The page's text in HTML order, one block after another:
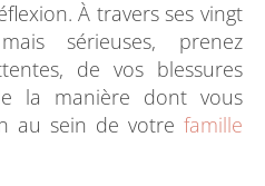
À travers ses vingt
sérieuses, prenez
de vos blessures
la manière dont vous
au sein de votre famille